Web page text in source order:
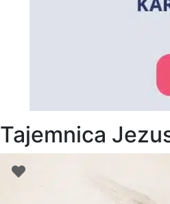
Tajemnica